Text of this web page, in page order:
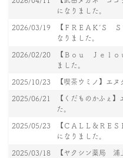
になりました。
2026/03/19
【ＦＲＥＡＫ’Ｓ
なりました。
2026/02/20
【Ｂｏｕ Ｊｅｌｏ
ました。
2025/10/23 【喫茶ウミノ】エ
2025/06/21
【くだものかふぇ
た。
2025/05/23
【ＣＡＬＬ＆ＲＥ
になりました。
2025/03/18
【ヤクシン薬局 浦